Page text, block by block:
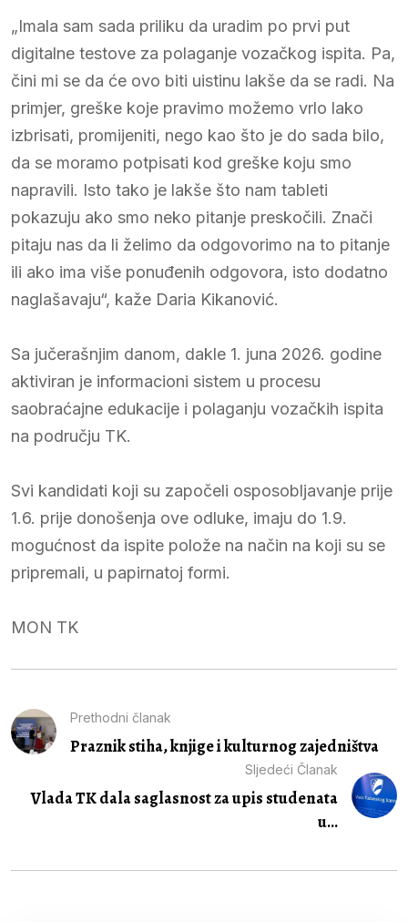
„Imala sam sada priliku da uradim po prvi put
digitalne testove za polaganje vozačkog ispita. Pa,
čini mi se da će ovo biti uistinu lakše da se radi. Na
primjer, greške koje pravimo možemo vrlo lako
izbrisati, promijeniti, nego kao što je do sada bilo,
da se moramo potpisati kod greške koju smo
napravili. Isto tako je lakše što nam tableti
pokazuju ako smo neko pitanje preskočili. Znači
pitaju nas da li želimo da odgovorimo na to pitanje
ili ako ima više ponuđenih odgovora, isto dodatno
naglašavaju“, kaže Daria Kikanović.
Sa jučerašnjim danom, dakle 1. juna 2026. godine
aktiviran je informacioni sistem u procesu
saobraćajne edukacije i polaganju vozačkih ispita
na području TK.
Svi kandidati koji su započeli osposobljavanje prije
1.6. prije donošenja ove odluke, imaju do 1.9.
mogućnost da ispite polože na način na koji su se
pripremali, u papirnatoj formi.
MON TK
Prethodni članak
Praznik stiha, knjige i kulturnog zajedništva
Sljedeći Članak
Vlada TK dala saglasnost za upis studenata
u...